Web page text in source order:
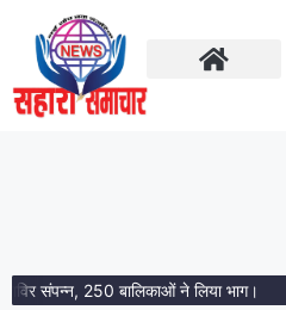
संपन्न, 250 बालिकाओं ने लिया भाग।